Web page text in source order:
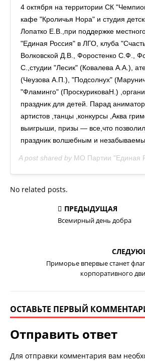
4 октября на территории СК
кафе "Кроличья Нора" и студия
Лопатко Е.В.,при поддержке
"Единая Россия" в ЛГО, клуба
Волковской Д.В., Форостенко С.Ф.,
С.,студии "Лесик" (Ковалева А.А.),
(Чеузова А.П.), "Подсолнух"
"Фламинго" (ПроскуриковаН.)
праздник для детей. Парад
артистов ,танцы ,конкурсы ,Аква
выигрыши, призы — все,что
праздник волшебным и
A post shared by МО Партии "Единая
No related posts.
ПРЕДЫДУЩАЯ
Всемирный день добра
Приморье впервые станет
корпоративного
ОСТАВЬТЕ ПЕРВЫЙ
Отправить ответ
Для отправки комментария вам